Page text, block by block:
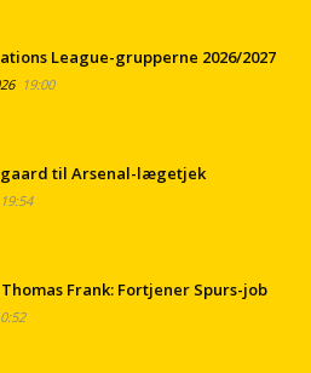
League-grupperne 2026/2027
19:00
til Arsenal-lægetjek
Frank: Fortjener Spurs-job